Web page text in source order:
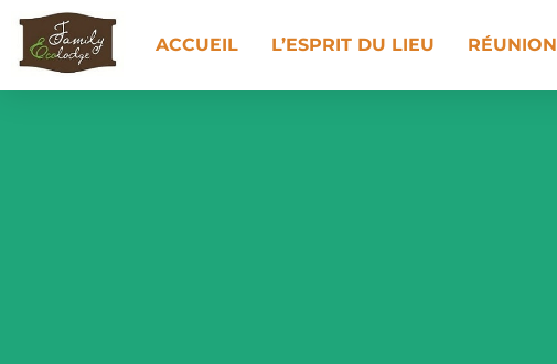
ACCUEIL L’ESPRIT DU LIEU RÉUNION